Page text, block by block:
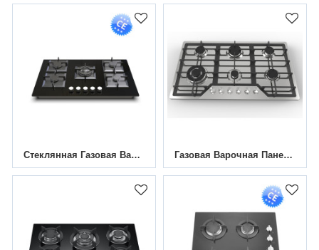
Стеклянная Газовая Варочная Панель С 5 Конфорками MGBG-875S2 | 870 Мм Газовая Варочная Панель Из Нержавеющей Стали С 6 Конфорками | MGBS-866 | 860 Мм